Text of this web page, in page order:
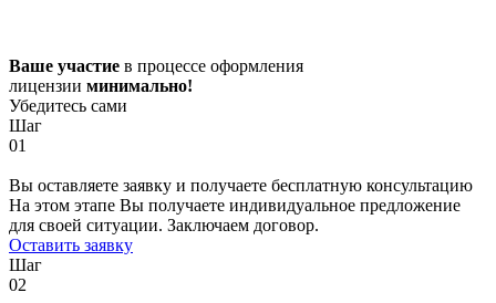
Ваше участие в процессе оформления
лицензии минимально!
Убедитесь сами
Шаг
01
Вы оставляете заявку и получаете бесплатную консультацию
На этом этапе Вы получаете индивидуальное предложение
для своей ситуации. Заключаем договор.
Оставить заявку
Шаг
02